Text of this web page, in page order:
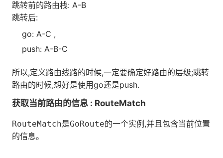
跳转前的路由栈: A-B
跳转后:
go: A-C ,
push: A-B-C
所以,定义路由线路的时候,一定要确定好路由的层级;跳转
路由的时候,想好是使用go还是push.
获取当前路由的信息 : RouteMatch
RouteMatch是GoRoute的一个实例,并且包含当前位置
的信息。